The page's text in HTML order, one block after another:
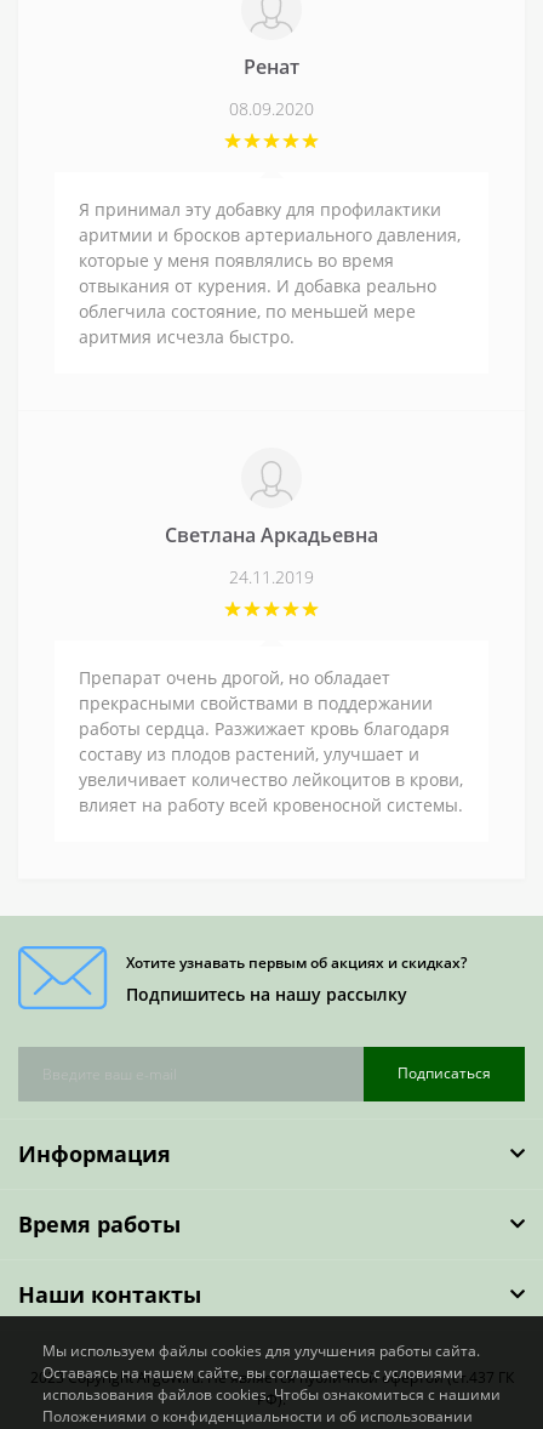
Ренат
08.09.2020
Я принимал эту добавку для профилактики
аритмии и бросков артериального давления,
которые у меня появлялись во время
отвыкания от курения. И добавка реально
облегчила состояние, по меньшей мере
аритмия исчезла быстро.
Светлана Аркадьевна
24.11.2019
Препарат очень дрогой, но обладает
прекрасными свойствами в поддержании
работы сердца. Разжижает кровь благодаря
составу из плодов растений, улучшает и
увеличивает количество лейкоцитов в крови,
влияет на работу всей кровеносной системы.
Хотите узнавать первым об акциях и скидках?
Подпишитесь на нашу рассылку
Подписаться
Информация
Время работы
Наши контакты
2023 Copyright ArgoW.ru. Не является публичной офертой (ст.437 ГК
РФ).
Мы используем файлы cookies для улучшения работы сайта.
Оставаясь на нашем сайте, вы соглашаетесь с условиями
использования файлов cookies. Чтобы ознакомиться с нашими
Положениями о конфиденциальности и об использовании